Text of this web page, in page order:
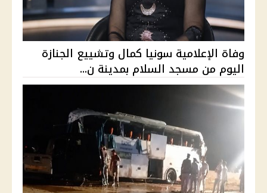
وفاة الإعلامية سونيا كمال وتشييع الجنازة
اليوم من مسجد السلام بمدينة ن...